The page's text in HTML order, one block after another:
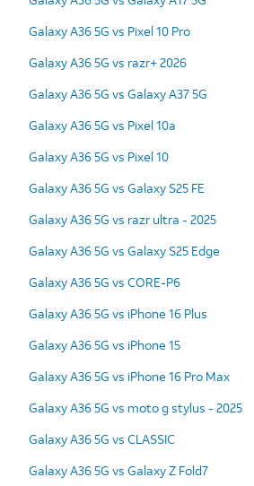
Galaxy A36 5G vs Pixel 10 Pro
Galaxy A36 5G vs razr+ 2026
Galaxy A36 5G vs Galaxy A37 5G
Galaxy A36 5G vs Pixel 10a
Galaxy A36 5G vs Pixel 10
Galaxy A36 5G vs Galaxy S25 FE
Galaxy A36 5G vs razr ultra - 2025
Galaxy A36 5G vs Galaxy S25 Edge
Galaxy A36 5G vs CORE-P6
Galaxy A36 5G vs iPhone 16 Plus
Galaxy A36 5G vs iPhone 15
Galaxy A36 5G vs iPhone 16 Pro Max
Galaxy A36 5G vs moto g stylus - 2025
Galaxy A36 5G vs CLASSIC
Galaxy A36 5G vs Galaxy Z Fold7